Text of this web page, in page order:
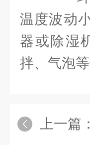
温度波动
器或除湿
拌、气泡
上一篇：